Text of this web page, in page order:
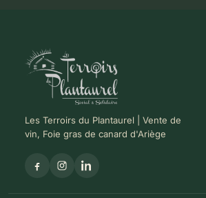
Les Terroirs du Plantaurel | Vente de
vin, Foie gras de canard d'Ariège